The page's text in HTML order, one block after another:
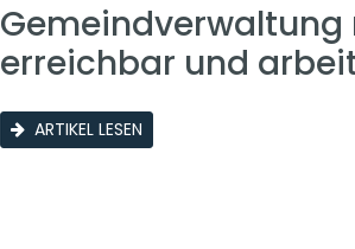
erreichbar und
ARTIKEL LESEN